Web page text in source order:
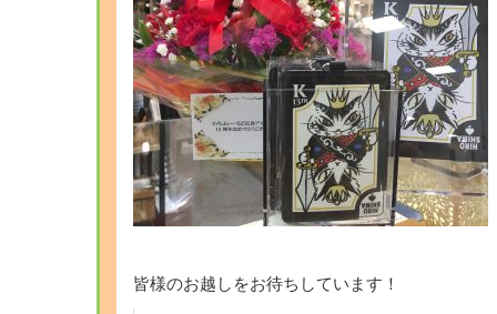
皆様のお越しをお待ちしています！